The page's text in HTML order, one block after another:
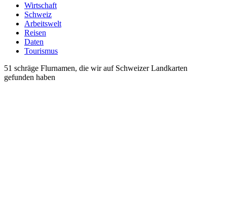
Wirtschaft
Schweiz
Arbeitswelt
Reisen
Daten
Tourismus
51 schräge Flurnamen, die wir auf Schweizer Landkarten
gefunden haben